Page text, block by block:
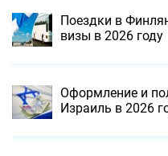
Поездки в
визы в 2026 году
Оформление и
Израиль в 2026